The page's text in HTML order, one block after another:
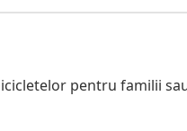
pentru familii